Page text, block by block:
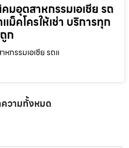
มอุตสาหกรรมเอเชีย รถ
ม็คโครให้เช่า บริการทุก
ก
หกรรมเอเชีย รถแ
วามทั้งหมด